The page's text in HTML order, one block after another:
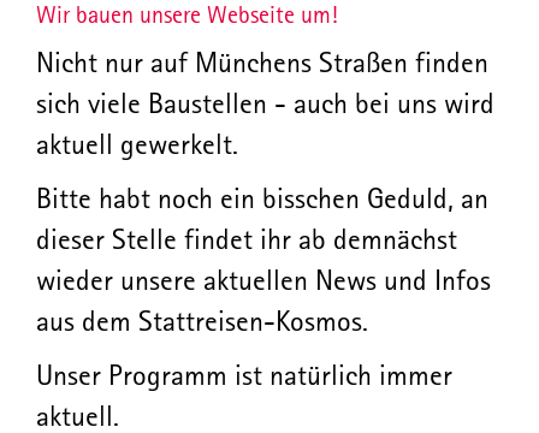
Wir bauen unsere Webseite um!
Nicht nur auf Münchens Straßen finden
sich viele Baustellen - auch bei uns wird
aktuell gewerkelt.
Bitte habt noch ein bisschen Geduld, an
dieser Stelle findet ihr ab demnächst
wieder unsere aktuellen News und Infos
aus dem Stattreisen-Kosmos.
Unser Programm ist natürlich immer
aktuell.